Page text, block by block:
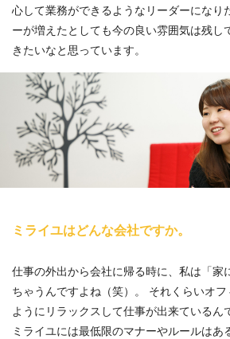
心して業務ができるようなリーダーになり
ーが増えたとしても今の良い雰囲気は残し
きたいなと思っています。
ミライユはどんな会社ですか。
仕事の外出から会社に帰る時に、私は「家
ちゃうんですよね（笑）。 それくらいオ
ようにリラックスして仕事が出来ているん
ミライユには最低限のマナーやルールはあ